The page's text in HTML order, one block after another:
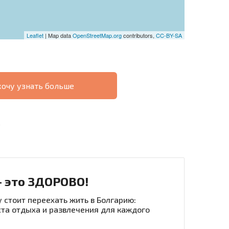
Leaflet | Map dataOpenStreetMap.orgcontributors, CC-BY-SA
узнать больше
| Нажимая кнопку, вы разрешаете
это ЗДОРОВО!
переехать жить в Болгарию:
отдыха и развлечения для каждого